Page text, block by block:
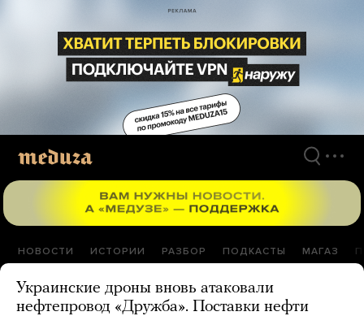
материалам
НОВОСТИ ИСТОРИИ РАЗБОР ПОДКАСТЫ МАГАЗ
Украинские дроны вновь атаковали
нефтепровод «Дружба». Поставки нефти